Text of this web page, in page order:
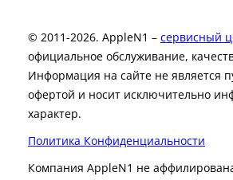
© 2011-2026. AppleN1 – сервисный
официальное обслуживание,
Информация на сайте не является
офертой и носит исключительно
характер.
Политика Конфиденциальности
Компания AppleN1 не